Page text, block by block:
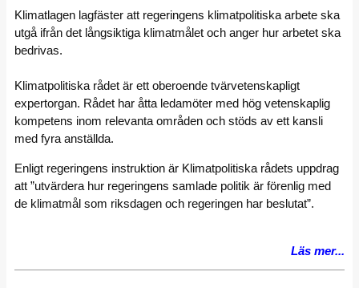
Klimatlagen lagfäster att regeringens klimatpolitiska arbete ska
utgå ifrån det långsiktiga klimatmålet och anger hur arbetet ska
bedrivas.
Klimatpolitiska rådet är ett oberoende tvärvetenskapligt
expertorgan. Rådet har åtta ledamöter med hög vetenskaplig
kompetens inom relevanta områden och stöds av ett kansli
med fyra anställda.
Enligt regeringens instruktion är Klimatpolitiska rådets uppdrag
att ”utvärdera hur regeringens samlade politik är förenlig med
de klimatmål som riksdagen och regeringen har beslutat”.
Läs mer...